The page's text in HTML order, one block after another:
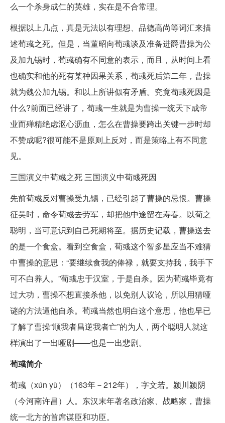
么一个杀身成仁的英雄，实在是不合常理。
根据以上几点，真是无法以有理想、品德高尚等词汇来描
述荀彧之死。但是，当董昭向荀彧谈及准备进爵曹操为公
及加九锡时，荀彧确有不同意的表示，而且，从时间上看
也确实和他的死有某种因果关系，荀彧死后第二年，曹操
就为魏公加九锡。和以上所讲似有矛盾。究竟荀彧死因是
什么?前面已经讲了，荀彧一生就是为曹操一统天下成帝
业而殚精绝虑沤心沥血，怎么在曹操要跨出关键一步时却
不赞成呢?很可能不是原则上反对，而是策略上有不同意
见。
三国演义中荀彧之死 三国演义中荀彧死因
先前荀彧反对曹操受九锡，已经引起了曹操的忌恨。曹操
征吴时，命令荀彧去劳军，却把他中途留在寿春。以荀之
聪明，当可意识到自己死期将至。据历史记载，曹操送去
的是一个食盒。看到空食盒，荀彧这个智多星应当不难猜
中曹操的意思：“要继续食我的俸禄，就要支持我，我手下
可不白养人。”荀彧忠于汉室，于是自杀。因为荀彧毕竟有
过大功，曹操不想直接杀他，以免别人议论，所以用猜哑
谜的方法逼他自杀。荀彧当然也明白这个意思，他也早已
了解了曹操“顺我者昌逆我者亡”的为人，两个聪明人就这
样演出了一出哑剧——也是一出悲剧。
荀彧简介
荀彧（xún yù）（163年－212年），字文若。颍川颍阴
（今河南许昌）人。东汉末年著名政治家、战略家，曹操
统一北方的首席谋臣和功臣。